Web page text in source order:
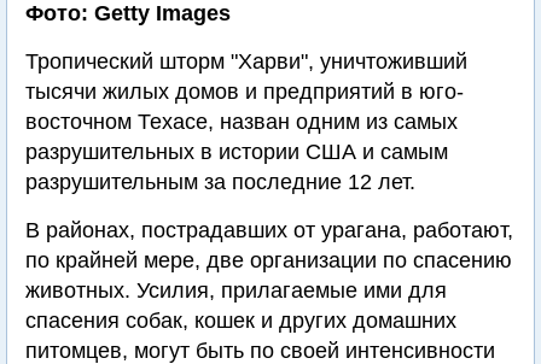
Фото: Getty Images
Тропический шторм "Харви", уничтоживший
тысячи жилых домов и предприятий в юго-
восточном Техасе, назван одним из самых
разрушительных в истории США и самым
разрушительным за последние 12 лет.
В районах, пострадавших от урагана, работают,
по крайней мере, две организации по спасению
животных. Усилия, прилагаемые ими для
спасения собак, кошек и других домашних
питомцев, могут быть по своей интенсивности